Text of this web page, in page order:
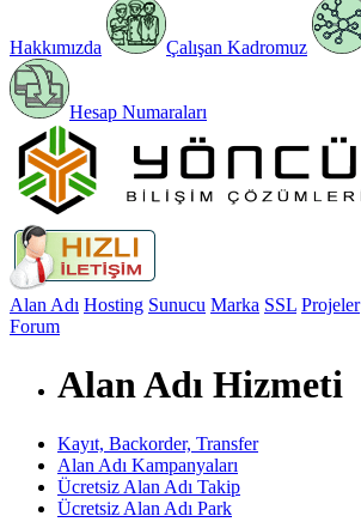
Hakkımızda Çalışan Kadromuz
Hesap Numaraları
Alan Adı Hosting Sunucu Marka SSL Projeler
Forum
Alan Adı Hizmeti
Kayıt, Backorder, Transfer
Alan Adı Kampanyaları
Ücretsiz Alan Adı Takip
Ücretsiz Alan Adı Park